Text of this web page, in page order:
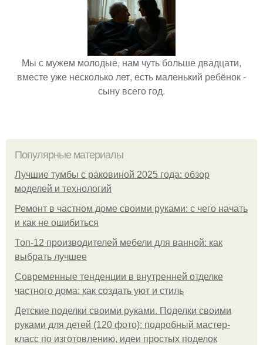
Мы с мужем молодые, нам чуть больше двадцати,
вместе уже несколько лет, есть маленький ребёнок -
сыну всего год.
Популярные материалы
Лучшие тумбы с раковиной 2025 года: обзор
моделей и технологий
Ремонт в частном доме своими руками: с чего начать
и как не ошибиться
Топ-12 производителей мебели для ванной: как
выбрать лучшее
Современные тенденции в внутренней отделке
частного дома: как создать уют и стиль
Детские поделки своими руками. Поделки своими
руками для детей (120 фото): подробный мастер-
класс по изготовлению, идеи простых поделок